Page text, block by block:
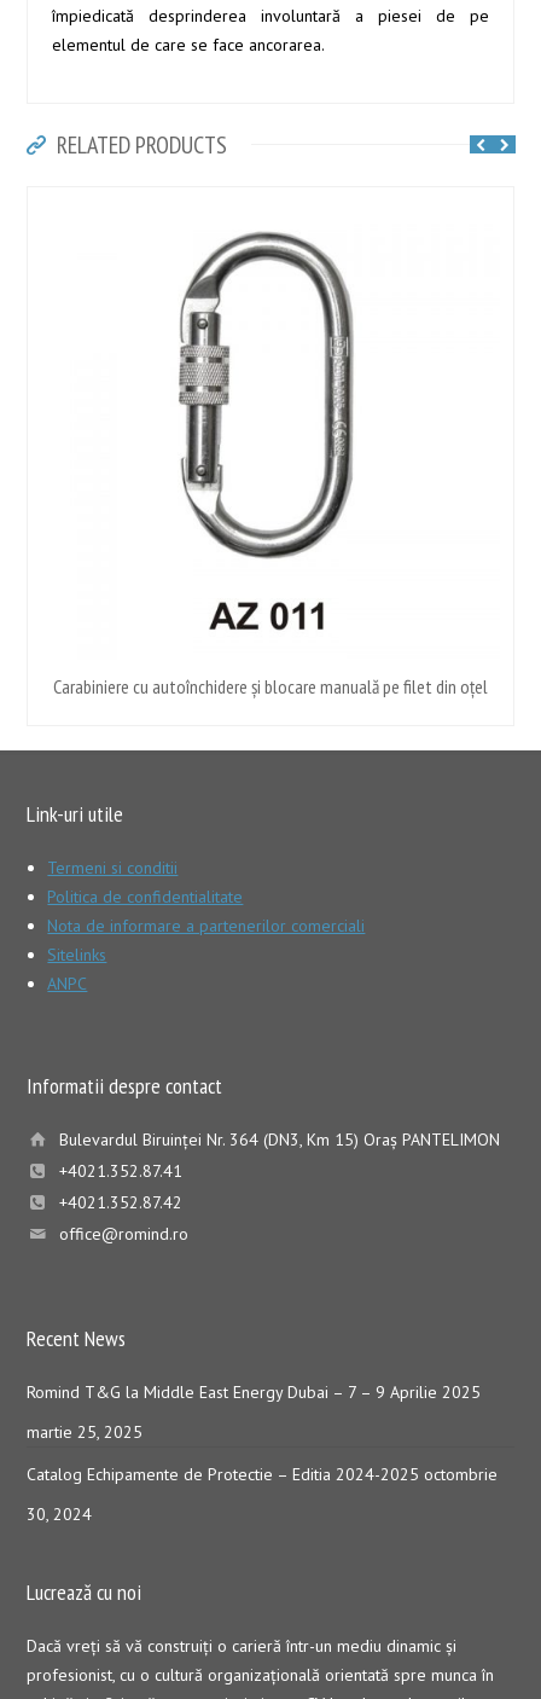
împiedicată desprinderea involuntară a piesei de pe
elementul de care se face ancorarea.
RELATED PRODUCTS
Carabiniere cu autoînchidere și blocare manuală pe filet din oțel
Link-uri utile
Termeni si conditii
Politica de confidentialitate
Nota de informare a partenerilor comerciali
Sitelinks
ANPC
Informatii despre contact
Bulevardul Biruinţei Nr. 364 (DN3, Km 15) Oraş PANTELIMON
+4021.352.87.41
+4021.352.87.42
office@romind.ro
Recent News
Romind T&G la Middle East Energy Dubai – 7 – 9 Aprilie 2025
martie 25, 2025
Catalog Echipamente de Protectie – Editia 2024-2025 octombrie
30, 2024
Lucrează cu noi
Dacă vreţi să vă construiţi o carieră într-un mediu dinamic şi
profesionist, cu o cultură organizaţională orientată spre munca în